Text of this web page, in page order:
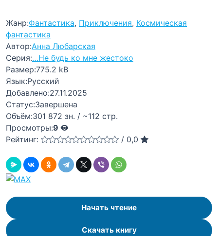
Жанр:Фантастика, Приключения, Космическая
фантастика
Автор:Анна Любарская
Серия:…Не будь ко мне жестоко
Размер:775.2 kB
Язык:Русский
Добавлено:27.11.2025
Статус:Завершена
Объём:301 872 зн. / ~112 стр.
Просмотры:9
Рейтинг:
/ 0,0
Начать чтение
Скачать книгу